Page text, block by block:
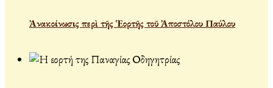
Ἀνακοίνωσις περὶ τῆς Ἑορτῆς τοῦ Ἀποστόλου Παύλου